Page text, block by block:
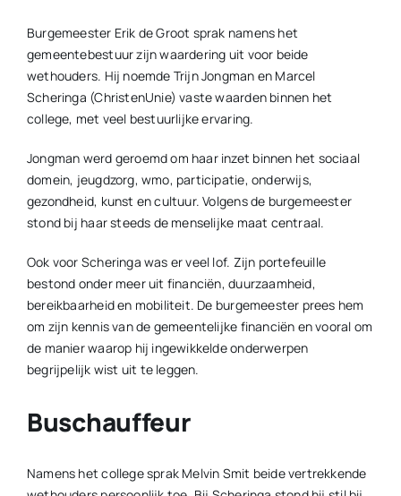
Burgemeester Erik de Groot sprak namens het
gemeentebestuur zijn waardering uit voor beide
wethouders. Hij noemde Trijn Jongman en Marcel
Scheringa (ChristenUnie) vaste waarden binnen het
college, met veel bestuurlijke ervaring.
Jongman werd geroemd om haar inzet binnen het sociaal
domein, jeugdzorg, wmo, participatie, onderwijs,
gezondheid, kunst en cultuur. Volgens de burgemeester
stond bij haar steeds de menselijke maat centraal.
Ook voor Scheringa was er veel lof. Zijn portefeuille
bestond onder meer uit financiën, duurzaamheid,
bereikbaarheid en mobiliteit. De burgemeester prees hem
om zijn kennis van de gemeentelijke financiën en vooral om
de manier waarop hij ingewikkelde onderwerpen
begrijpelijk wist uit te leggen.
Buschauffeur
Namens het college sprak Melvin Smit beide vertrekkende